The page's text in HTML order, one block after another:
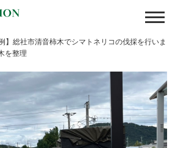
】総社市清音柿木でシマトネリコの伐採を行いま
を整理